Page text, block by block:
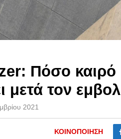
Πόσο καιρό
μετά τον
2021
ΚΟΙΝΟΠΟΊΗΣΗ